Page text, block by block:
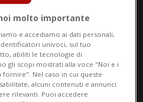
decisione
AIDS” di
di dimensioni
per raga...
molto importante
e accediamo ai dati personali,
univoci, sul tuo
abiliti le tecnologie di
gli scopi mostrati alla voce "Noi e i
Nel caso in cui queste
alcuni contenuti e annunci
rilevanti. Puoi accedere